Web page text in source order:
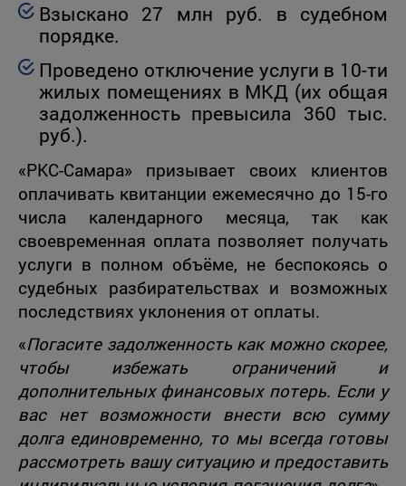
Взыскано 27 млн руб. в судебном
порядке.
Проведено отключение услуги в 10-ти
жилых помещениях в МКД (их общая
задолженность превысила 360 тыс.
руб.).
«РКС-Самара» призывает своих клиентов
оплачивать квитанции ежемесячно до 15-го
числа календарного месяца, так как
своевременная оплата позволяет получать
услуги в полном объёме, не беспокоясь о
судебных разбирательствах и возможных
последствиях уклонения от оплаты.
«Погасите задолженность как можно скорее,
чтобы избежать ограничений и
дополнительных финансовых потерь. Если у
вас нет возможности внести всю сумму
долга единовременно, то мы всегда готовы
рассмотреть вашу ситуацию и предоставить